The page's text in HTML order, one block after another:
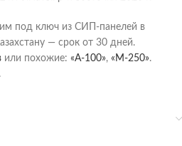
под ключ из СИП-панелей в
— срок от 30 дней.
или похожие: «А-100», «М-250».
.